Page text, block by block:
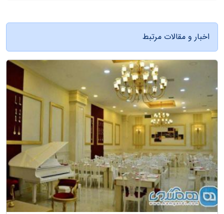
اخبار و مقالات مرتبط